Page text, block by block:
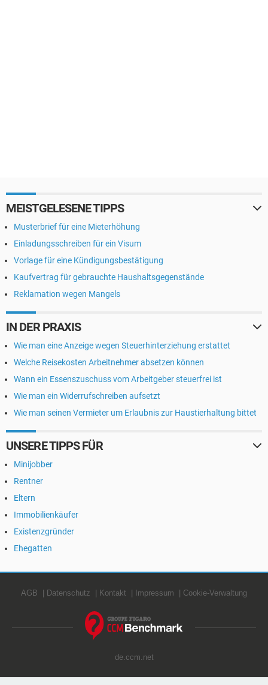
MEISTGELESENE TIPPS
Musterbrief für eine Mieterhöhung
Einladungsschreiben für ein Visum
Vorlage für eine Kündigungsbestätigung
Kaufvertrag für gebrauchte Haushaltsgegenstände
Reklamation wegen Mangels
IN DER PRAXIS
Wie man eine Anzeige wegen Steuerhinterziehung erstattet
Welche Reisekosten Arbeitnehmer absetzen können
Wann ein Essenszuschuss vom Arbeitgeber steuerfrei ist
Wie man ein Widerrufschreiben aufsetzt
Wie man seinen Vermieter um Erlaubnis zur Haustierhaltung bittet
UNSERE TIPPS FÜR
Minijobber
Rentner
Eltern
Immobilienkäufer
Existenzgründer
Ehegatten
AGB Datenschutz Kontakt Impressum Cookie-Verwaltung
de.ccm.net